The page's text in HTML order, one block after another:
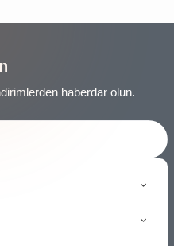
haberdar olun.